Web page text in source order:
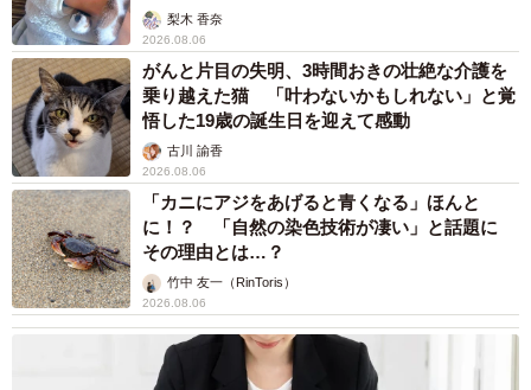
梨木 香奈
2026.08.06
がんと片目の失明、3時間おきの壮絶な介護を
乗り越えた猫 「叶わないかもしれない」と覚
悟した19歳の誕生日を迎えて感動
古川 諭香
2026.08.06
「カニにアジをあげると青くなる」ほんと
に！？ 「自然の染色技術が凄い」と話題に
その理由とは…？
竹中 友一（RinToris）
2026.08.06